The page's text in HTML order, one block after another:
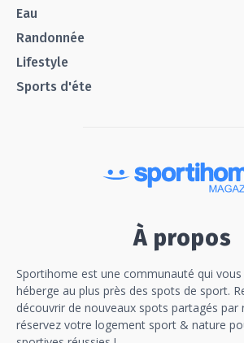
Eau
Randonnée
Lifestyle
Sports d'éte
À propos
Sportihome est une communauté qui
héberge au plus près des spots de sport.
découvrir de nouveaux spots partagés
réservez votre logement sport & nature